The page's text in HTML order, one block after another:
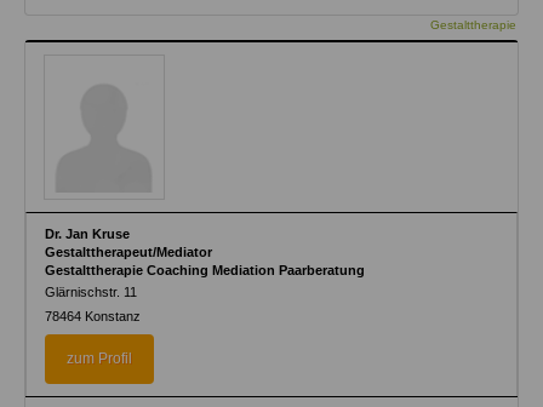
Gestalttherapie
Dr. Jan Kruse
Gestalttherapeut/Mediator
Gestalttherapie Coaching Mediation Paarberatung
Glärnischstr. 11
78464 Konstanz
zum Profil